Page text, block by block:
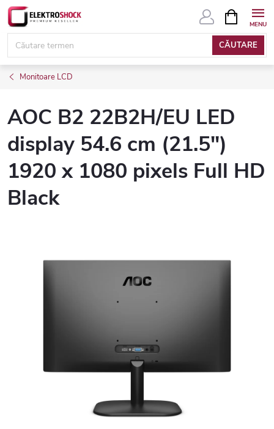
Treci
conținut
CĂUTARE
COŞ
DE
Monitoare LCD
AOC B2 22B2H/EU LED
display 54.6 cm (21.5")
1920 x 1080 pixels Full HD
Black